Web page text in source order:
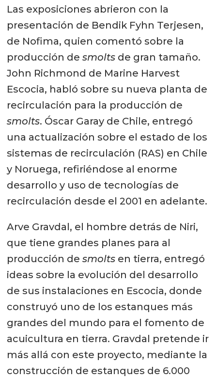
Las exposiciones abrieron con la
presentación de Bendik Fyhn Terjesen,
de Nofima, quien comentó sobre la
producción de smoltsde gran tamaño.
John Richmond de Marine Harvest
Escocia, habló sobre su nueva planta de
recirculación para la producción de
smolts. Óscar Garay de Chile, entregó
una actualización sobre el estado de los
sistemas de recirculación (RAS) en Chile
y Noruega, refiriéndose al enorme
desarrollo y uso de tecnologías de
recirculación desde el 2001 en adelante.
Arve Gravdal, el hombre detrás de Niri,
que tiene grandes planes para al
producción de smoltsen tierra, entregó
ideas sobre la evolución del desarrollo
de sus instalaciones en Escocia, donde
construyó uno de los estanques más
grandes del mundo para el fomento de
acuicultura en tierra. Gravdal pretende ir
más allá con este proyecto, mediante la
construcción de estanques de 6.000